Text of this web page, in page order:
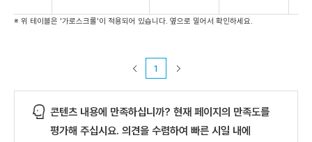
※ 위 테이블은 '가로스크롤'이 적용되어 있습니다. 옆으로 밀어서 확인하세요.
1
콘텐츠 내용에 만족하십니까? 현재 페이지의 만족도를
평가해 주십시요. 의견을 수렴하여 빠른 시일 내에